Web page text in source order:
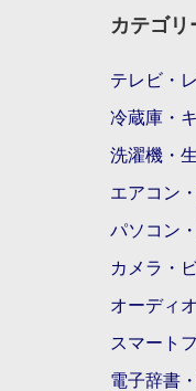
カテゴリ
テレビ・
冷蔵庫・
洗濯機・
エアコン
パソコン
カメラ・
オーディ
スマート
電子辞書